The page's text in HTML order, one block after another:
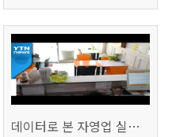
데이터로 본 자영업 실태 - 매출 '뚝', 장수 업소도 '휘청'